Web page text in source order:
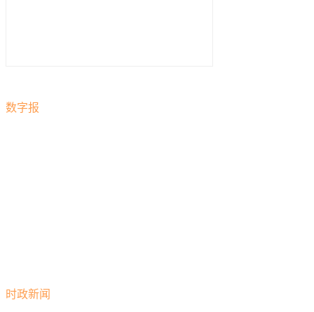
数字报
时政新闻